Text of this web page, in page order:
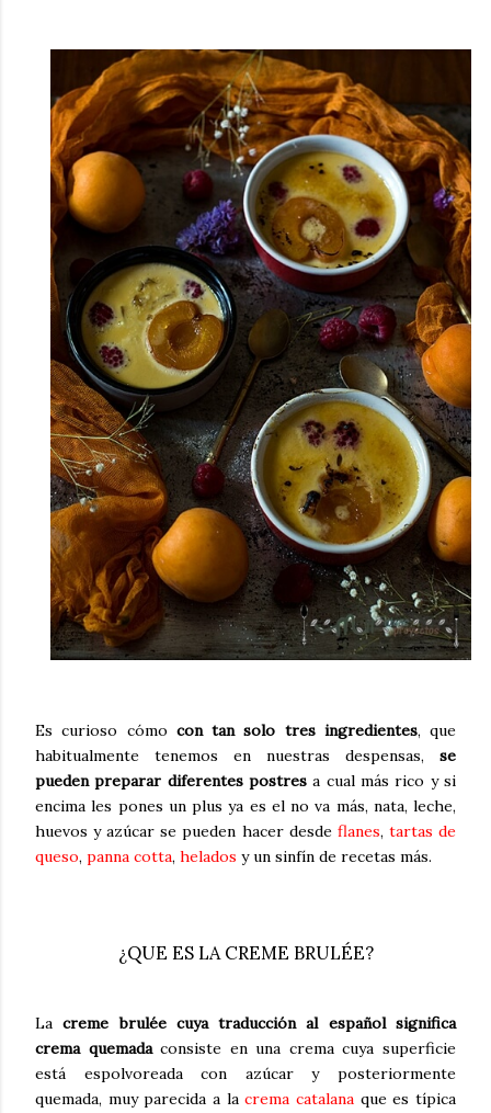
Es curioso cómo con tan solo tres ingredientes, que
habitualmente tenemos en nuestras despensas, se
pueden preparar diferentes postres a cual más rico y si
encima les pones un plus ya es el no va más, nata, leche,
huevos y azúcar se pueden hacer desde flanes, tartas de
queso, panna cotta, helados y un sinfín de recetas más.
¿QUE ES LA CREME BRULÉE?
Lacreme brulée cuya traducción al español significa
crema quemadaconsiste en una crema cuya superficie
está espolvoreada con azúcar y posteriormente
quemada, muy parecida a lacrema catalana que es típica